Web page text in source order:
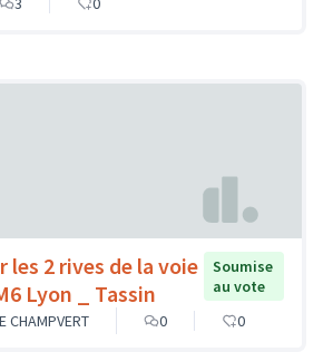
les 2 rives de la voie
Lyon _ Tassin
Soumise
au vote
CHAMPVERT
0 0